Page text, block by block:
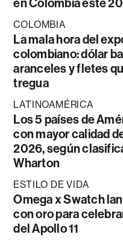
en Colombia este
COLOMBIA
La mala hora del
colombiano: dólar
aranceles y fletes
tregua
LATINOAMÉRICA
Los 5 países de
con mayor calidad
2026, según
Wharton
ESTILO DE VIDA
Omega x Swatch
con oro para
del Apollo 11